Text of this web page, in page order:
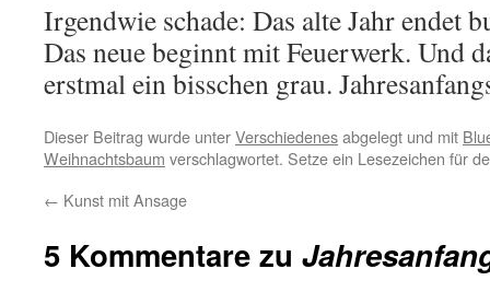
Irgendwie schade: Das alte Jahr endet
Das neue beginnt mit Feuerwerk. Und
erstmal ein bisschen grau.
Dieser Beitrag wurde unterVerschiedenesabgelegt und mit
Weihnachtsbaum verschlagwortet. Setze ein Lesezeichen für
← Kunst mit Ansage
5 Kommentare zu